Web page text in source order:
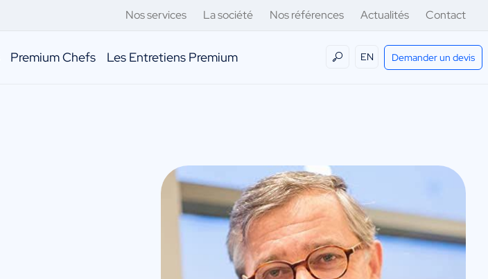
Nos services La société Nos références Actualités Contact
Premium Chefs Les Entretiens Premium EN Demander un devis